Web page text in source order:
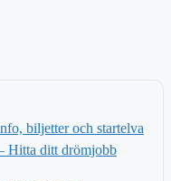
biljetter och startelva
Hitta ditt drömjobb